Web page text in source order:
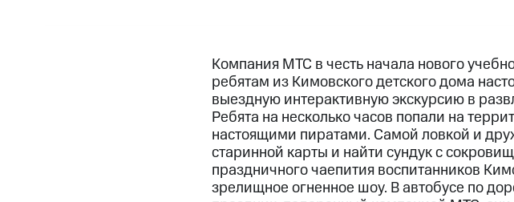
Компания МТС в честь начала нового
ребятам из Кимовского детского дома
выездную интерактивную экскурсию в
Ребята на несколько часов попали на
настоящими пиратами. Самой ловкой и
старинной карты и найти сундук с
праздничного чаепития воспитанников
зрелищное огненное шоу. В автобусе по